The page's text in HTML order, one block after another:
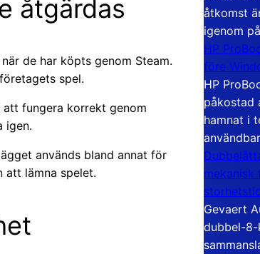
åtgärdas
de har köpts genom Steam.
spel.
fungera korrekt genom
igen.
används bland annat för
att lämna spelet.
åtkomst
igenom
HP
före
HP
påkostad
hamnat i
mekanisk
Gevaert
dubbel-8-